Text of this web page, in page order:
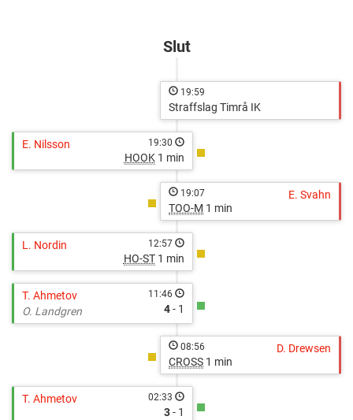
Slut
19:59
Straffslag Timrå IK
E. Nilsson 19:30
HOOK1 min
E. Svahn
19:07
TOO-M 1 min
L. Nordin 12:57
HO-ST1 min
T. Ahmetov
O. Landgren
11:46
4- 1
D. Drewsen
08:56
CROSS 1 min
T. Ahmetov 02:33
3- 1